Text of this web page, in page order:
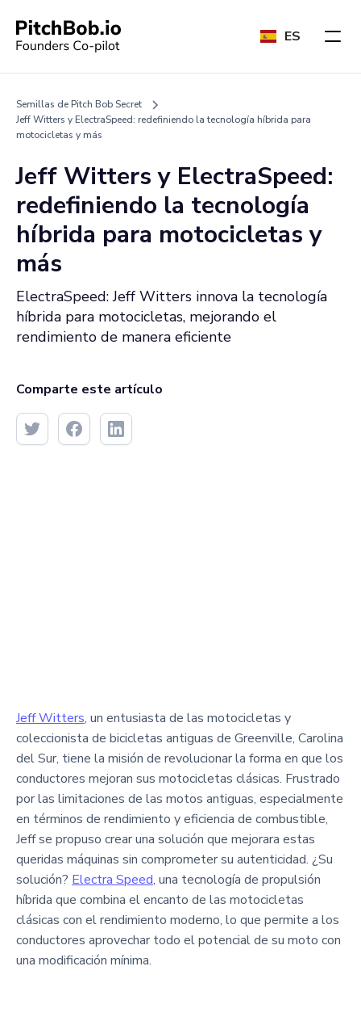
ES
Semillas de Pitch Bob Secret
Jeff Witters y ElectraSpeed: redefiniendo la tecnología híbrida para
motocicletas y más
Jeff Witters y ElectraSpeed:
redefiniendo la tecnología
híbrida para motocicletas y
más
ElectraSpeed: Jeff Witters innova la tecnología
híbrida para motocicletas, mejorando el
rendimiento de manera eficiente
Comparte este artículo
Jeff Witters, un entusiasta de las motocicletas y
coleccionista de bicicletas antiguas de Greenville, Carolina
del Sur, tiene la misión de revolucionar la forma en que los
conductores mejoran sus motocicletas clásicas. Frustrado
por las limitaciones de las motos antiguas, especialmente
en términos de rendimiento y eficiencia de combustible,
Jeff se propuso crear una solución que mejorara estas
queridas máquinas sin comprometer su autenticidad. ¿Su
solución? Electra Speed, una tecnología de propulsión
híbrida que combina el encanto de las motocicletas
clásicas con el rendimiento moderno, lo que permite a los
conductores aprovechar todo el potencial de su moto con
una modificación mínima.